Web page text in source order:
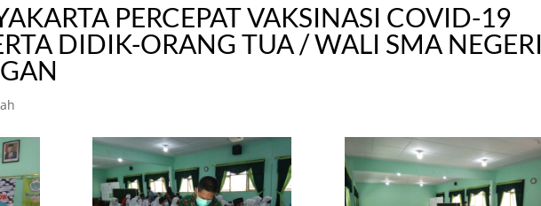
PERCEPAT VAKSINASI COVID-19
DIDIK-ORANG TUA / WALI SMA NEGERI